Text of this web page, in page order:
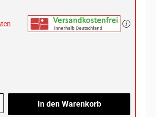
In den Warenkorb